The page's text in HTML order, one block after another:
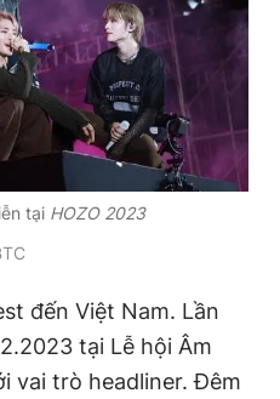
tạiHOZO 2023
đến Việt Nam. Lần
tại Lễ hội Âm
vai trò headliner. Đêm